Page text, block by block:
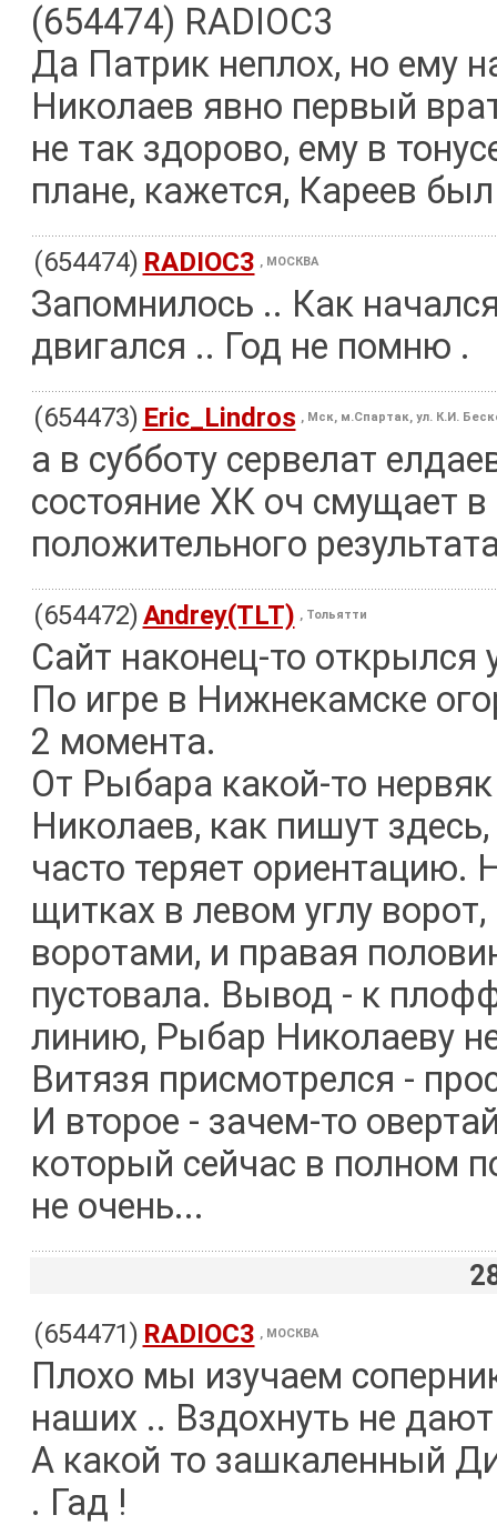
(654474) RADIOC3
Да Патрик неплох, но ему
Николаев явно первый
не так здорово, ему в
плане, кажется, Кареев
(654474) RADIOC3 , МОСКВА
Запомнилось .. Как
двигался .. Год не помню .
(654473) Eric_Lindros , Мск, м.Спартак, ул. К.И.
а в субботу сервелат
состояние ХК оч смущает
положительного
(654472)Andrey(TLT) , Тольятти
Сайт наконец-то открылся
По игре в Нижнекамске
2 момента.
От Рыбара какой-то
Николаев, как пишут
часто теряет ориентацию.
щитках в левом углу
воротами, и правая
пустовала. Вывод - к
линию, Рыбар Николаеву
Витязя присмотрелся -
И второе - зачем-то
который сейчас в полном
не очень...
(654471) RADIOC3 , МОСКВА
Плохо мы изучаем
наших .. Вздохнуть не
А какой то зашкаленный
. Гад !